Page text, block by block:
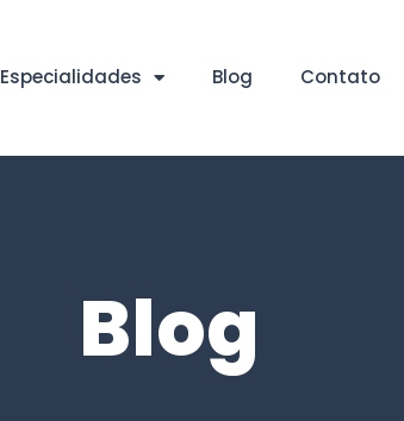
Especialidades Blog Contato
Blog